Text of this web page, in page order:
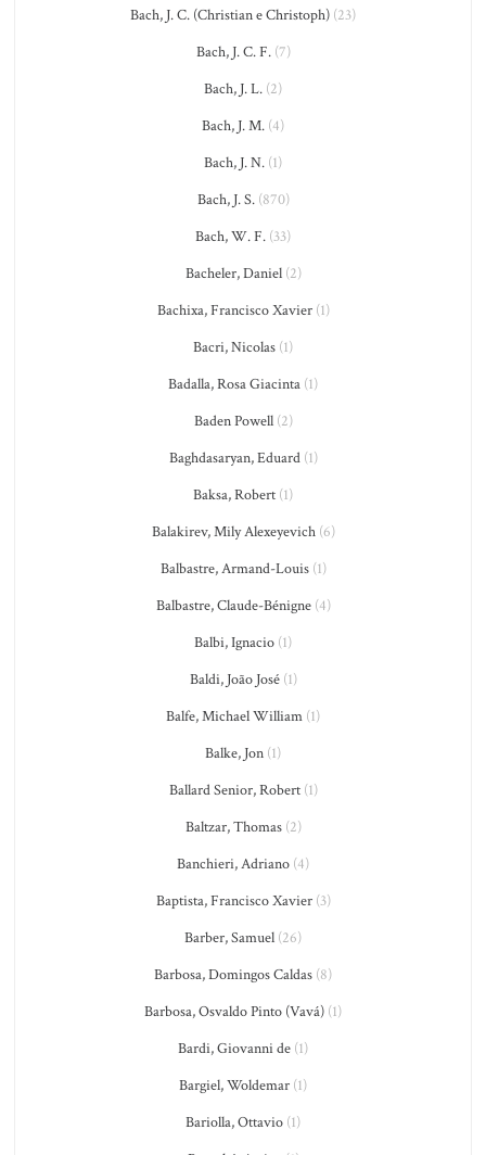
Bach, J. C. (Christian e Christoph) (23)
Bach, J. C. F.(7)
Bach, J. L. (2)
Bach, J. M. (4)
Bach, J. N. (1)
Bach, J. S.(870)
Bach, W. F. (33)
Bacheler, Daniel(2)
Bachixa, Francisco Xavier(1)
Bacri, Nicolas (1)
Badalla, Rosa Giacinta (1)
Baden Powell(2)
Baghdasaryan, Eduard(1)
Baksa, Robert (1)
Balakirev, Mily Alexeyevich(6)
Balbastre, Armand-Louis(1)
Balbastre, Claude-Bénigne(4)
Balbi, Ignacio (1)
Baldi, João José(1)
Balfe, Michael William (1)
Balke, Jon (1)
Ballard Senior, Robert(1)
Baltzar, Thomas(2)
Banchieri, Adriano (4)
Baptista, Francisco Xavier(3)
Barber, Samuel (26)
Barbosa, Domingos Caldas (8)
Barbosa, Osvaldo Pinto (Vavá) (1)
Bardi, Giovanni de (1)
Bargiel, Woldemar (1)
Bariolla, Ottavio (1)